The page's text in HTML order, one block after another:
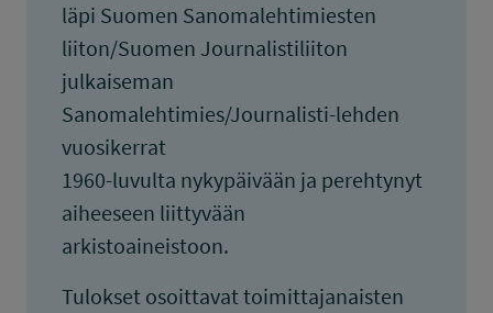
läpi Suomen Sanomalehtimiesten
liiton/Suomen Journalistiliiton
julkaiseman
Sanomalehtimies/Journalisti-lehden
vuosikerrat
1960-luvulta nykypäivään ja perehtynyt
aiheeseen liittyvään
arkistoaineistoon.
Tulokset osoittavat toimittajanaisten